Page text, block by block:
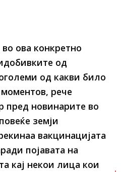
во ова конкретно
од
од какви било
рече
пред новинарите во
земји
вакцинацијата
појавата на
кај некои лица кои